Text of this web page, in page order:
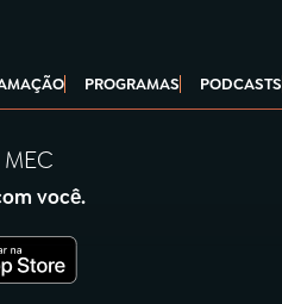
PROGRAMAS PODCASTS
você.